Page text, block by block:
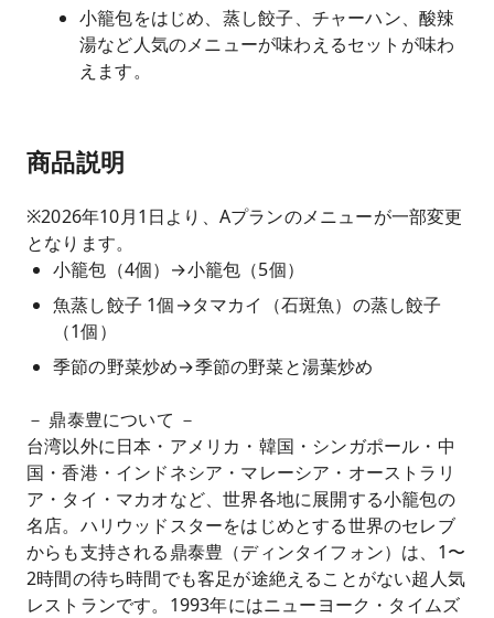
小籠包をはじめ、蒸し餃子、チャーハン、酸辣
湯など人気のメニューが味わえるセットが味わ
えます。
商品説明
※2026年10月1日より、Aプランのメニューが一部変更
となります。
小籠包（4個）→小籠包（5個）
魚蒸し餃子 1個→タマカイ（石斑魚）の蒸し餃子
（1個）
季節の野菜炒め→季節の野菜と湯葉炒め
－ 鼎泰豊について －
台湾以外に日本・アメリカ・韓国・シンガポール・中
国・香港・インドネシア・マレーシア・オーストラリ
ア・タイ・マカオなど、世界各地に展開する小籠包の
名店。ハリウッドスターをはじめとする世界のセレブ
からも支持される鼎泰豊（ディンタイフォン）は、1〜
2時間の待ち時間でも客足が途絶えることがない超人気
レストランです。1993年にはニューヨーク・タイムズ